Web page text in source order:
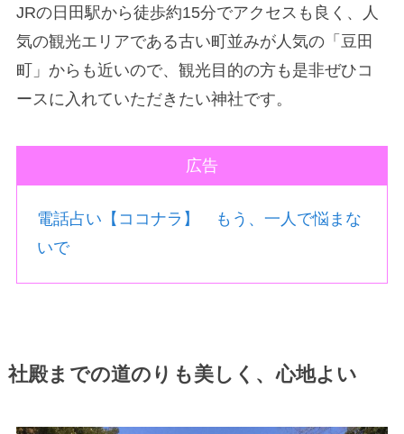
JRの日田駅から徒歩約15分でアクセスも良く、人
気の観光エリアである古い町並みが人気の「豆田
町」からも近いので、観光目的の方も是非ぜひコ
ースに入れていただきたい神社です。
広告
電話占い【ココナラ】 もう、一人で悩まな
いで
社殿までの道のりも美しく、心地よい